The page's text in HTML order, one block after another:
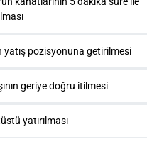
yatış pozisyonuna getirilmesi
geriye doğru itilmesi
yatırılması